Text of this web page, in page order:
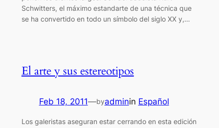
Schwitters, el máximo estandarte de una técnica que
se ha convertido en todo un símbolo del siglo XX y,…
El arte y sus estereotipos
Feb 18, 2011—byadminin Español
Los galeristas aseguran estar cerrando en esta edición